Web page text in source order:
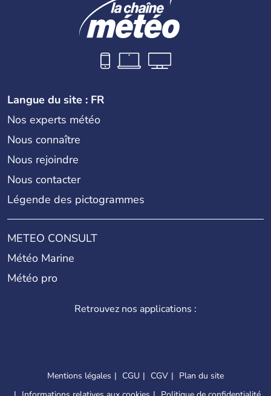
Langue du site : FR
Nos experts météo
Nous connaître
Nous rejoindre
Nous contacter
Légende des pictogrammes
METEO CONSULT
Météo Marine
Météo pro
Retrouvez nos applications :
Mentions légales CGU CGV
Plan du site